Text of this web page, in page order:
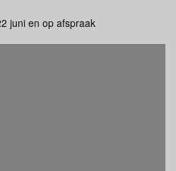
juni en op afspraak